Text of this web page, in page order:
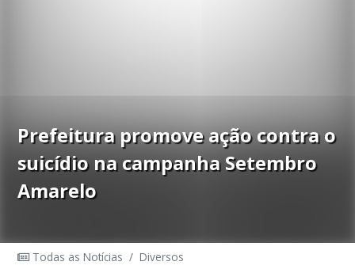
Prefeitura promove ação contra o
suicídio na campanha Setembro
Amarelo
Todas as Notícias / Diversos